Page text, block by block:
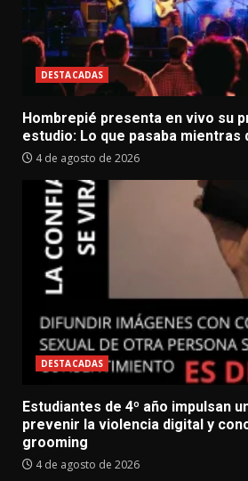
DESTACADAS
Hombrepié presenta en vivo su
estudio: Lo que pasaba mientras
4 de agosto de 2026
DESTACADAS
Estudiantes de 4º año impulsan
prevenir la violencia digital y
grooming
4 de agosto de 2026